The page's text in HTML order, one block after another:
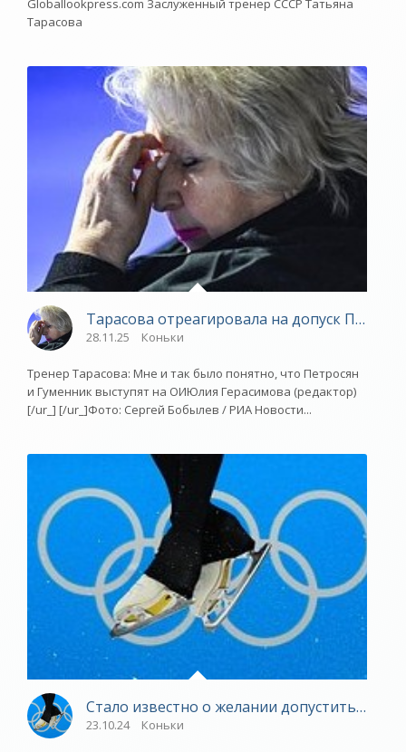
Тарасова
Тарасова отреагировала на допуск
28.11.25 Коньки
Тренер Тарасова: Мне и так было понятно, что Петросян
и Гуменник выступят на ОИЮлия Герасимова (редактор)
[/ur_] [/ur_]Фото: Сергей Бобылев / РИА Новости...
Стало известно о желании допустить
23.10.24 Коньки